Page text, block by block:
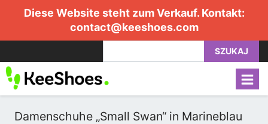
Diese Website steht zum Verkauf. Kontakt:
contact@keeshoes.com
SZUKAJ
Damenschuhe „Small Swan“ in Marineblau